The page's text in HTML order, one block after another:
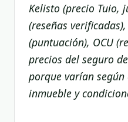
Kelisto (precio Tuio,
(reseñas
(puntuación), OCU
precios del seguro
porque varían
inmueble y